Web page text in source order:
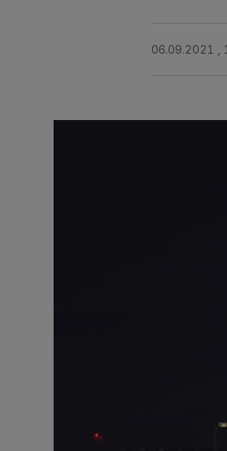
06.09.2021 ,